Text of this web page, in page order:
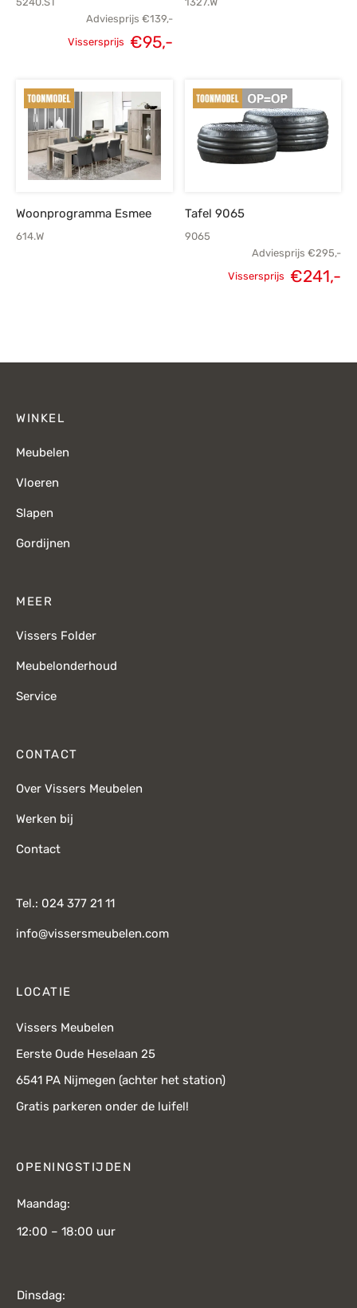
Adviesprijs €139,-
Oorspronkelijke
€139,-.
Vissersprijs €95,-Huidige
€95,-.
Woonprogramma Esmee
614.W
Tafel 9065
9065
Adviesprijs €295,-
Vissersprijs €241,-
WINKEL
Meubelen
Vloeren
Slapen
Gordijnen
MEER
Vissers Folder
Meubelonderhoud
Service
CONTACT
Over Vissers Meubelen
Werken bij
Contact
Tel.: 024 377 21 11
info@vissersmeubelen.com
LOCATIE
Vissers Meubelen
Eerste Oude Heselaan 25
6541 PA Nijmegen (achter het station)
Gratis parkeren onder de luifel!
OPENINGSTIJDEN
Maandag:
12:00 – 18:00 uur
Dinsdag: